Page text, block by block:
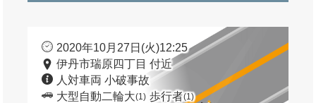
2020年10月27日(火)12:25
伊丹市瑞原四丁目 付近
人対車両 小破事故
大型自動二輪大(1) 歩行者(1)